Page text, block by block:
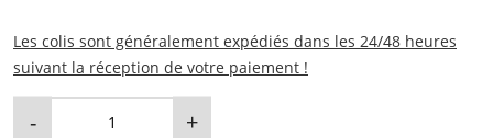
Les colis sont généralement expédiés dans les 24/48 heures
suivant la réception de votre paiement !
- +